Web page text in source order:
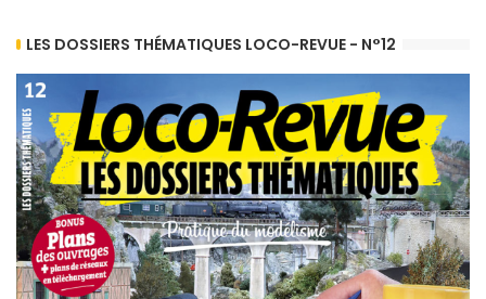
LES DOSSIERS THÉMATIQUES LOCO-REVUE - N°12